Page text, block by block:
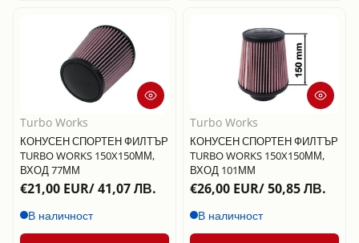
Turbo Works
КОНУСЕН СПОРТЕН ФИЛТЪР
TURBO WORKS 150X150ММ,
ВХОД 77ММ
€21,00 EUR/ 41,07 ЛВ.
В наличност
Turbo Works
КОНУСЕН СПОРТЕН ФИЛТЪР
TURBO WORKS 150X150ММ,
ВХОД 101ММ
€26,00 EUR/ 50,85 ЛВ.
В наличност